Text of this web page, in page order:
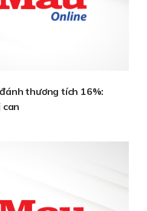
thương tích 16%:
can